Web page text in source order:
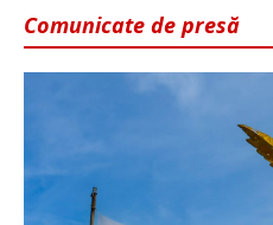
Comunicate de presă